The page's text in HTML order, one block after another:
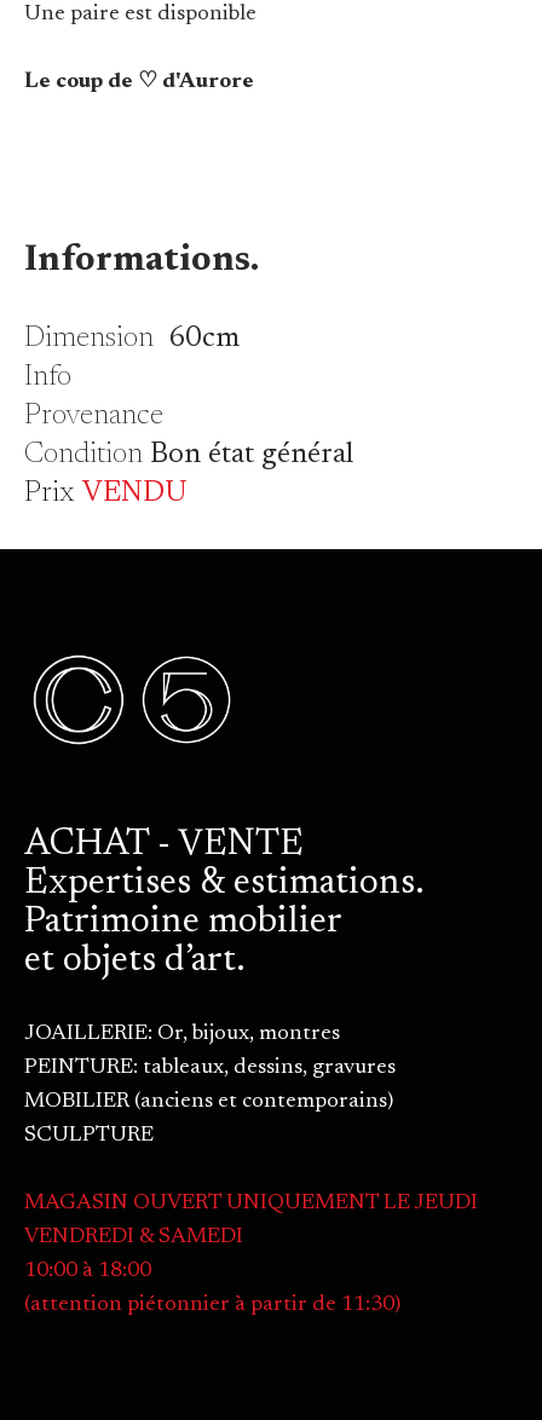
Une paire est disponible
Le coup de ♡ d'Aurore
Informations.
Dimension60cm
Info
Provenance
Condition Bon état général
Prix VENDU
ACHAT - VENTE
Expertises & estimations.
Patrimoine mobilier
et objets d’art.
JOAILLERIE: Or, bijoux, montres
PEINTURE: tableaux, dessins, gravures
MOBILIER (anciens et contemporains)
SCULPTURE
MAGASIN OUVERT UNIQUEMENT LE JEUDI
VENDREDI & SAMEDI
10:00 à 18:00
(attention piétonnier à partir de 11:30)